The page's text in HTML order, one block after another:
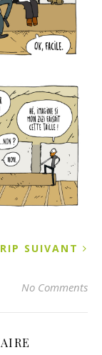
SUIVANT
No Comments